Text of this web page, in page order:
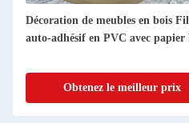
Décoration de meubles en bois
auto-adhésif en PVC avec papier
Obtenez le meilleur prix